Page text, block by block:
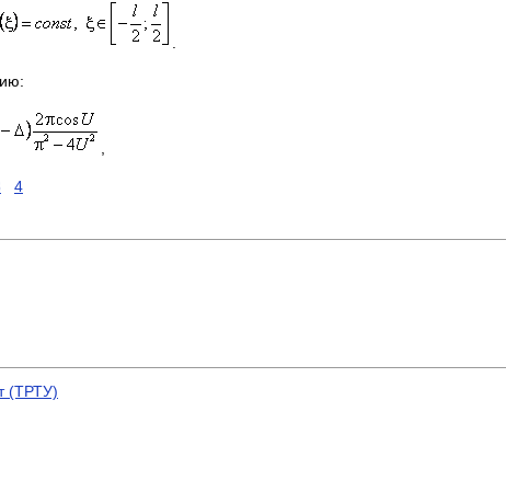
4
(ТРТУ)